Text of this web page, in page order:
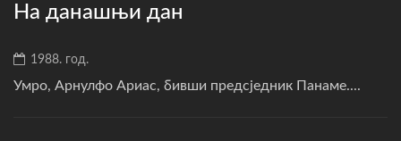
На данашњи дан
1988. год.
Умро, Арнулфо Ариас, бивши предсједник Панаме....